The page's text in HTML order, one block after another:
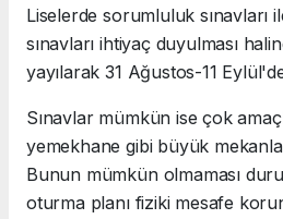
Liselerde sorumluluk sınavları
sınavları ihtiyaç duyulması
yayılarak 31 Ağustos-11
Sınavlar mümkün ise çok
yemekhane gibi büyük
Bunun mümkün olmaması
oturma planı fiziki mesafe